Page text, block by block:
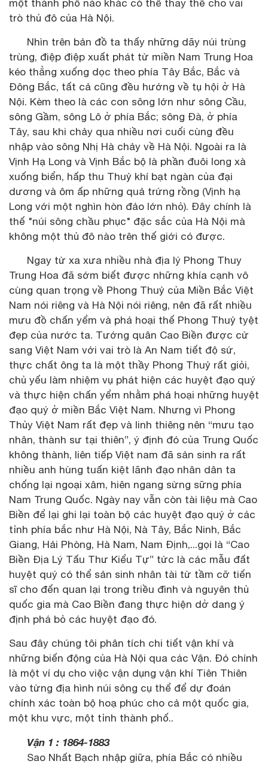
một thành phố nào khác có thể thay thế cho vai
trò thủ đô của Hà Nội.
Nhìn trên bản đồ ta thấy những dãy núi trùng
trùng, điệp điệp xuất phát từ miền Nam Trung Hoa
kéo thẳng xuống dọc theo phía Tây Bắc, Bắc và
Ðông Bắc, tất cả cũng đều hướng về tụ hội ở Hà
Nội. Kèm theo là các con sông lớn như sông Cầu,
sông Gầm, sông Lô ở phía Bắc; sông Ðà, ở phía
Tây, sau khi chảy qua nhiều nơi cuối cùng đều
nhập vào sông Nhị Hà chảy về Hà Nội. Ngoài ra là
Vịnh Hạ Long và Vịnh Bắc bộ là phần đuôi long xà
xuống biển, hấp thu Thuỷ khí bạt ngàn của đại
dương và ôm ấp những quả trứng rồng (Vịnh hạ
Long với một nghìn hòn đảo lớn nhỏ). Ðây chính là
thế "núi sông chầu phục" đặc sắc của Hà Nội mà
không một thủ đô nào trên thế giới có được.
Ngay từ xa xưa nhiều nhà địa lý Phong Thuy
Trung Hoa đã sớm biết được những khía cạnh vô
cùng quan trọng về Phong Thuỷ của Miền Bắc Việt
Nam nói riêng và Hà Nội nói riêng, nên đã rất nhiều
mưu đồ chấn yểm và phá hoại thế Phong Thuỷ tyệt
đẹp của nước ta. Tướng quân Cao Biền được cử
sang Việt Nam với vai trò là An Nam tiết độ sứ,
thực chất ông ta là một thầy Phong Thuỷ rất giỏi,
chủ yếu làm nhiệm vụ phát hiện các huyệt đạo quý
và thực hiện chấn yểm nhằm phá hoại những huyệt
đạo quý ở miền Bắc Việt Nam. Nhưng vì Phong
Thủy Việt Nam rất đẹp và linh thiêng nên “mưu tạo
nhân, thành sư tại thiên”, ý định đó của Trung Quốc
không thành, liên tiếp Việt nam đã sản sinh ra rất
nhiều anh hùng tuấn kiệt lãnh đạo nhân dân ta
chống lại ngoại xâm, hiên ngang sừng sững phía
Nam Trung Quốc. Ngày nay vẫn còn tài liệu mà Cao
Biền để lại ghi lại toàn bộ các huyệt đạo quý ở các
tỉnh phía bắc như Hà Nội, Nà Tây, Bắc Ninh, Bắc
Giang, Hải Phòng, Hà Nam, Nam Định,...gọi là “Cao
Biền Địa Lý Tấu Thư Kiểu Tự” tức là các mẫu đất
huyệt quý có thể sản sinh nhân tài từ tầm cỡ tiến
sĩ cho đến quan lại trong triều đình và nguyên thủ
quốc gia mà Cao Biền đang thực hiện dở dang ý
định phá bỏ các huyệt đạo đó.
Sau đây chúng tôi phân tích chi tiết vận khí và
những biến động của Hà Nội qua các Vận. Đó chính
là một ví dụ cho việc vận dụng vận khí Tiên Thiên
vào từng địa hình núi sông cụ thể để dự đoán
chính xác toàn bộ hoạ phúc cho cả một quốc gia,
một khu vực, một tỉnh thành phố..
Vận 1 : 1864-1883
Sao Nhất Bạch nhập giữa, phía Bắc có nhiều